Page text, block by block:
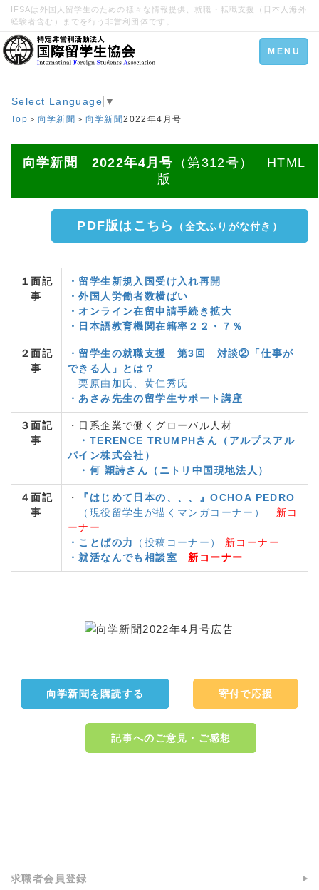
IFSAは外国人留学生のための様々な情報提供、就職・転職支援（日本人海外
経験者含む）までを行う非営利団体です。
Toggle
navigation
MENU
Select Language ▼
Top ＞ 向学新聞 ＞ 向学新聞2022年4月号
向学新聞 2022年4月号 （第312号） HTML
版
PDF版はこちら （全文ふりがな付き）
１面記
事
・留学生新規入国受け入れ再開
・外国人労働者数横ばい
・オンライン在留申請手続き拡大
・日本語教育機関在籍率２２・７％
２面記
事
・留学生の就職支援 第3回 対談②「仕事が
できる人」とは？
栗原由加氏、黄仁秀氏
・あさみ先生の留学生サポート講座
３面記
事
・日系企業で働くグローバル人材
・TERENCE TRUMPHさん（アルプスアル
パイン株式会社）
・何 穎詩さん（ニトリ中国現地法人）
４面記
事
・
『はじめて日本の、、、』OCHOA PEDRO
（現役留学生が描くマンガコーナー） 新コ
ーナー
・ことばの力
（投稿コーナー） 新コーナー
・就活なんでも相談室 新コーナー
向学新聞を購読する 寄付で応援
記事へのご意見・ご感想
求職者会員登録